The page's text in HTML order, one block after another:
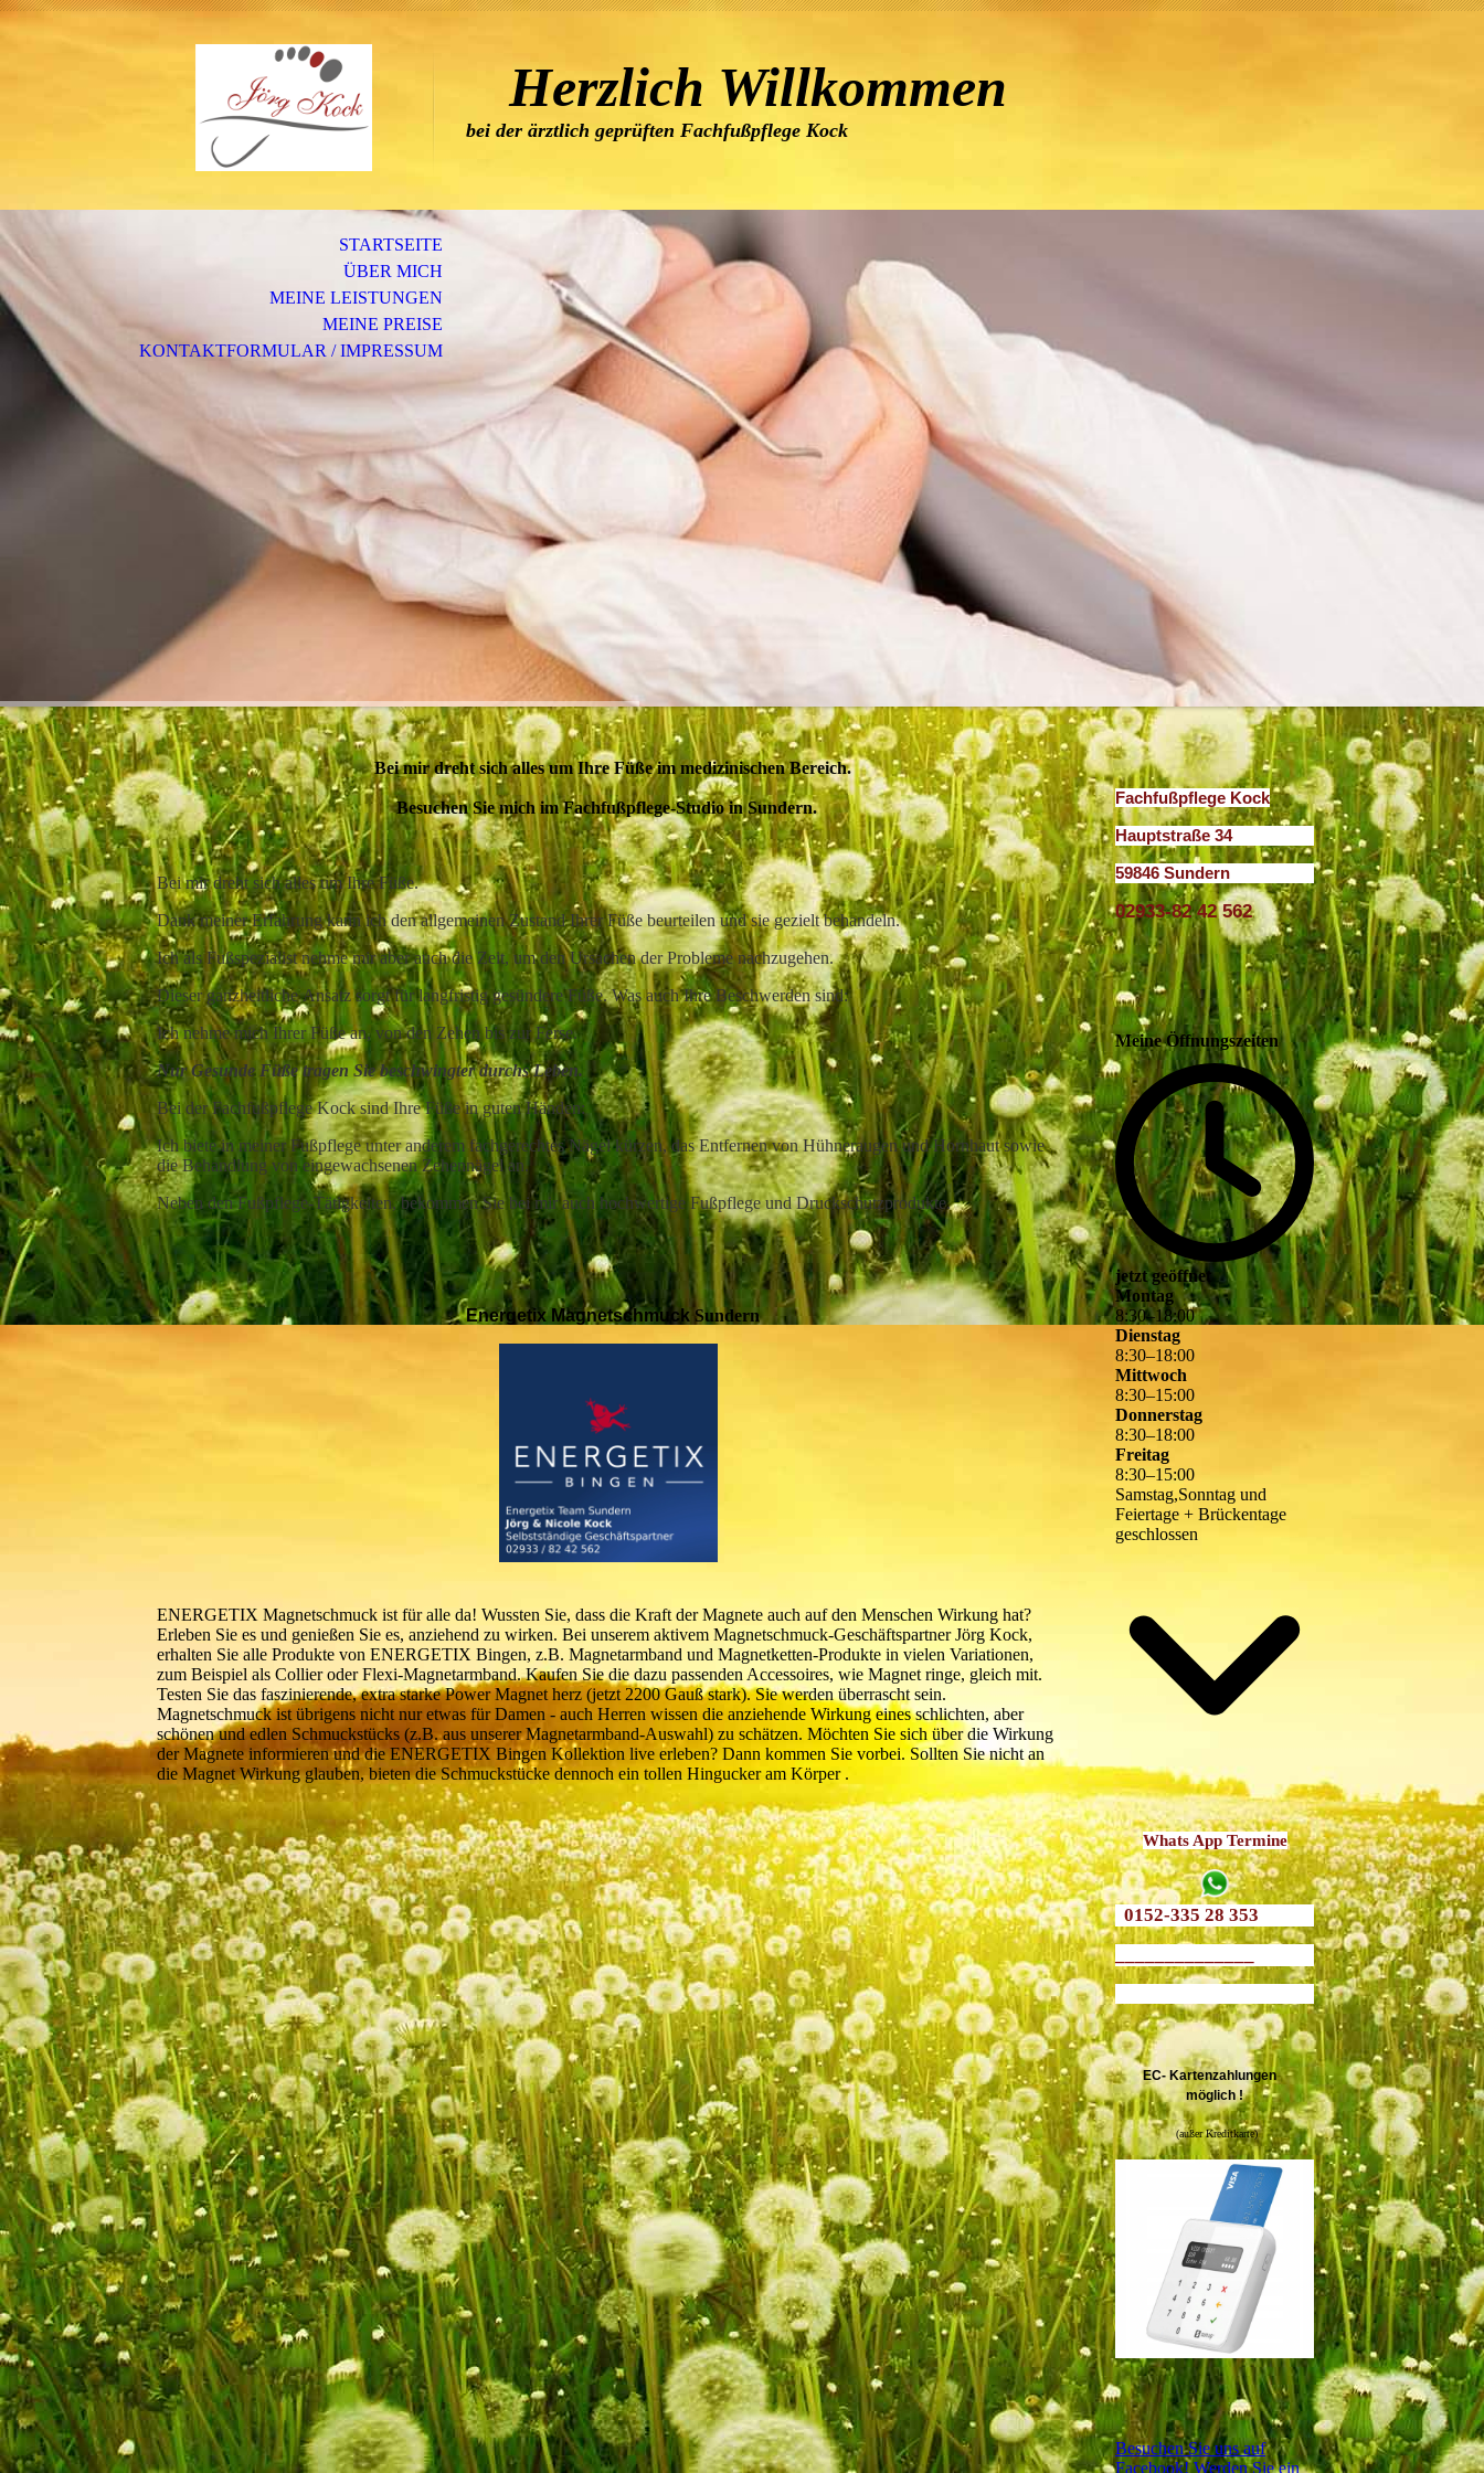
Herzlich Willkommen
bei der ärztlich geprüften Fachfußpflege Kock
STARTSEITE
ÜBER MICH
MEINE LEISTUNGEN
MEINE PREISE
KONTAKTFORMULAR / IMPRESSUM
Bei mir dreht sich alles um Ihre Füße im medizinischen Bereich.
Besuchen Sie mich im Fachfußpflege-Studio in Sundern.
Bei mir dreht sich alles um Ihre Füße.
Dank meiner Erfahrung kann ich den allgemeinen Zustand Ihrer Füße beurteilen und siegezielt behandeln.
Ich als Fußspezialist nehme mir aber auch die Zeit, um den Ursachen derProblemenachzugehen.
DieserganzheitlicheAnsatz sorgt für langfristig gesündere Füße. Was auchIhreBeschwerden sind:
Ich nehme mich Ihrer Füße an, von den Zehen bis zur Ferse.
Nur Gesunde Füße tragen Sie beschwingter durchs Leben.
Bei der Fachfußpflege Kock sind Ihre Füße in guten Händen:
Ich biete in meiner Fußpflege unter anderem fachgerechtes Nägel kürzen, dasEntfernenvon Hühneraugen und Hornhaut sowie
die Behandlung von eingewachsenen Zehennägelan.
Neben den Fußpflege-Tätigkeiten, bekommen Sie bei mir auch hochwertige Fußpflege und Druckschutzprodukte.
Energetix Magnetschmuck Sundern
ENERGETIX Magnetschmuck ist für alle da! Wussten Sie, dass die Kraft der Magnete auch auf den Menschen Wirkung hat?
Erleben Sie es und genießen Sie es, anziehend zu wirken. Bei unserem aktivem Magnetschmuck-Geschäftspartner Jörg Kock,
erhalten Sie alle Produkte von ENERGETIX Bingen, z.B. Magnetarmband und Magnetketten-Produkte in vielen Variationen,
zum Beispiel als Collier oder Flexi-Magnetarmband. Kaufen Sie die dazu passenden Accessoires, wie Magnet ringe, gleich mit.
Testen Sie das faszinierende, extra starke Power Magnet herz (jetzt 2200 Gauß stark). Sie werden überrascht sein.
Magnetschmuck ist übrigens nicht nur etwas für Damen - auch Herren wissen die anziehende Wirkung eines schlichten, aber
schönen und edlen Schmuckstücks (z.B. aus unserer Magnetarmband-Auswahl) zu schätzen. Möchten Sie sich über die Wirkung
der Magnete informieren und die ENERGETIX Bingen Kollektion live erleben? Dann kommen Sie vorbei. Sollten Sie nicht an
die Magnet Wirkung glauben, bieten die Schmuckstücke dennoch ein tollen Hingucker am Körper .
Fachfußpflege Kock
Hauptstraße 34
59846 Sundern
02933-82 42 562
Meine Öffnungszeiten
jetzt geöffnet
Montag
8:30–18:00
Dienstag
8:30–18:00
Mittwoch
8:30–15:00
Donnerstag
8:30–18:00
Freitag
8:30–15:00
Samstag,Sonntag und
Feiertage + Brückentage
geschlossen
Whats App Termine
0152-335 28 353
EC- Kartenzahlungen
möglich !
(außer Kreditkarte)
Besuchen Sie uns auf
Facebook! Werden Sie ein